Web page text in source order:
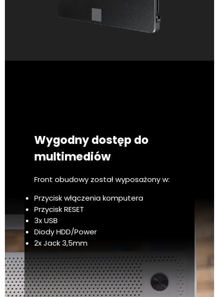
Wygodny dostęp do
multimediów
Front obudowy został wyposażony w:
Przycisk włączenia komputera
Przycisk RESET
3x USB
Diody HDD/Power
2x Jack 3,5mm